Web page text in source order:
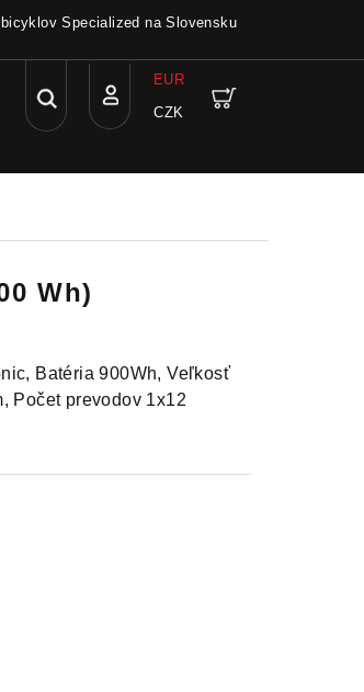
Specialized na Slovensku
Hľadať
Prihlásenie
EUR
CZK
košík
Wh)
Batéria 900Wh, Veľkosť
Počet prevodov 1x12